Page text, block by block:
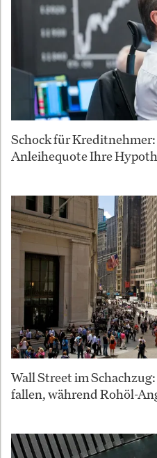
Schock für
Anleihequote Ihre
Wall Street im
fallen, während Rohöl-